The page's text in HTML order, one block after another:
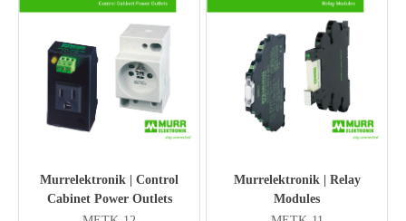
Murrelektronik | Control
Cabinet Power Outlets
Murrelektronik | Relay
Modules